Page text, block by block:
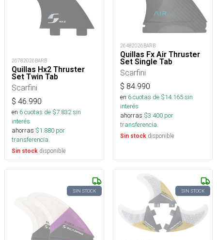
26782026BARB
Quillas Hx2 Thruster
Set Twin Tab
Scarfini
$ 46.990
en 6cuotas de $7.832sin
interés
ahorras $1.880 por
transferencia.
Sin stock disponible
26482026BARB
Quillas Fx Air Thruster
Set Single Tab
Scarfini
$ 84.990
en 6cuotas de $14.165sin
interés
ahorras $3.400 por
transferencia.
Sin stock disponible
SIN STOCK SIN STOCK